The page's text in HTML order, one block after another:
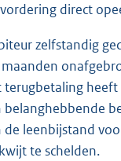
direct
zelfstandig
heeft
belanghebbende
leenbijstand
te schelden.